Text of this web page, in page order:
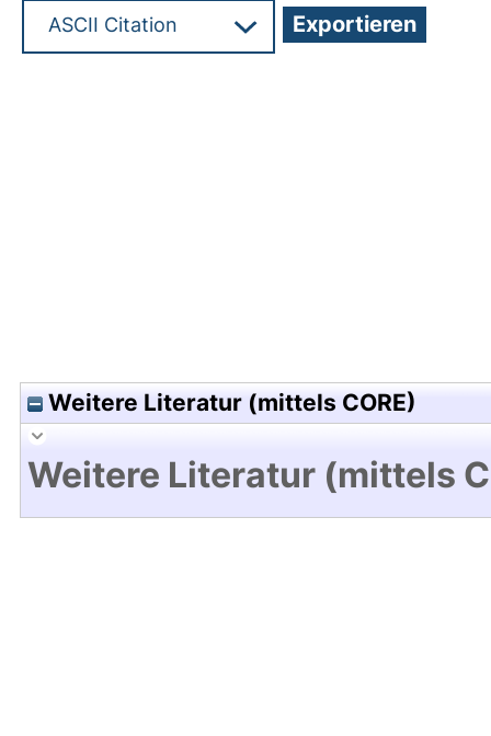
Weitere Literatur (mittels CORE)
Weitere Literatur (mittels